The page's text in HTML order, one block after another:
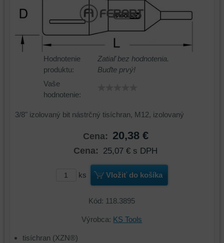
Hodnotenie
produktu:
Zatiaľ bez hodnotenia.
Buďte prvý!
Vaše
hodnotenie:
3/8" izolovaný bit nástrčný tisíchran, M12, izolovaný
Cena: 20,38 €
Cena: 25,07 € s DPH
ks Vložiť do košíka
Kód: 118.3895
Výrobca: KS Tools
tisíchran (XZN®)